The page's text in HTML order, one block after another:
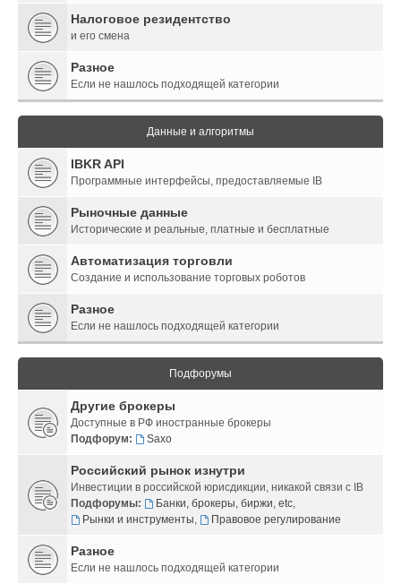
Налоговое резидентство
и его смена
Разное
Если не нашлось подходящей категории
Данные и алгоритмы
IBKR API
Программные интерфейсы, предоставляемые IB
Рыночные данные
Исторические и реальные, платные и бесплатные
Автоматизация торговли
Создание и использование торговых роботов
Разное
Если не нашлось подходящей категории
Подфорумы
Другие брокеры
Доступные в РФ иностранные брокеры
Подфорум:
Saxo
Российский рынок изнутри
Инвестиции в российской юрисдикции, никакой связи с IB
Подфорумы:
Банки, брокеры, биржи, etc,
Рынки и инструменты, Правовое регулирование
Разное
Если не нашлось подходящей категории